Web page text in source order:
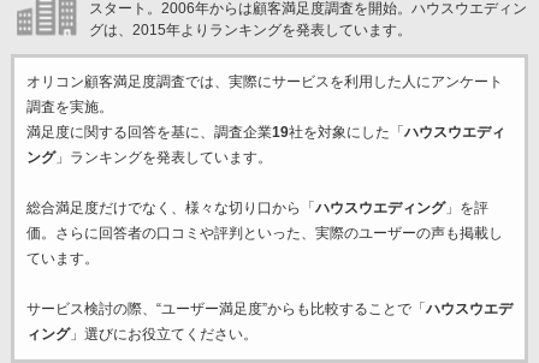
スタート。2006年からは顧客満足度調査を開始。ハウスウエディン
グは、2015年よりランキングを発表しています。
オリコン顧客満足度調査では、実際にサービスを利用した 人にアンケート
調査を実施。
満足度に関する回答を基に、調査企業19社を対象にした「 ハウスウエディ
ング」ランキングを発表しています。
総合満足度だけでなく、様々な切り口から「 ハウスウエディング」を評
価。さらに回答者の口コミや評判といった、実際のユーザーの声も掲載し
ています。
サービス検討の際、“ユーザー満足度”からも比較することで「 ハウスウエデ
ィング」選びにお役立てください。